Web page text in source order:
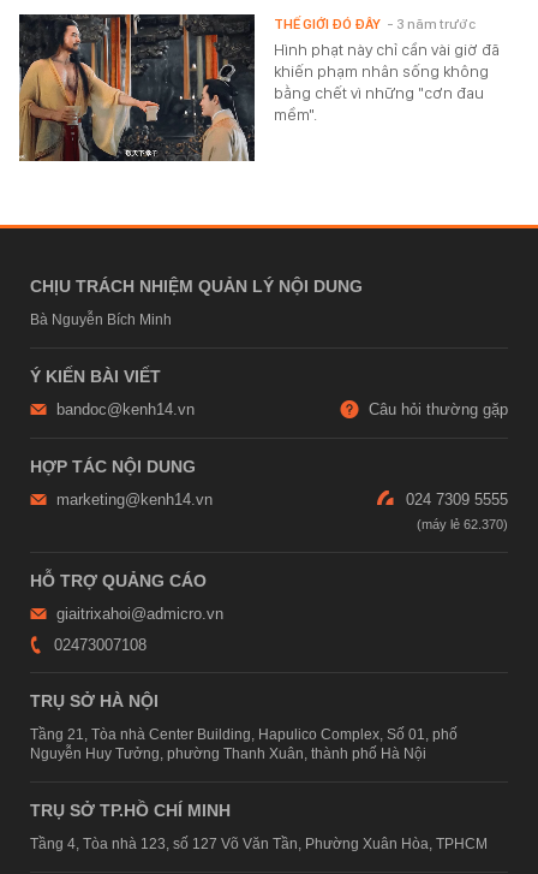
Hình phạt này chỉ cần vài giờ đã
khiến phạm nhân sống không
bằng chết vì những "cơn đau
mềm".
THẾ GIỚI ĐÓ ĐÂY - 3 năm trước
CHỊU TRÁCH NHIỆM QUẢN LÝ NỘI DUNG
Bà Nguyễn Bích Minh
Ý KIẾN BÀI VIẾT
bandoc@kenh14.vn Câu hỏi thường gặp
HỢP TÁC NỘI DUNG
marketing@kenh14.vn 024 7309 5555
HỖ TRỢ QUẢNG CÁO
giaitrixahoi@admicro.vn
02473007108
TRỤ SỞ HÀ NỘI
Tầng 21, Tòa nhà Center Building, Hapulico Complex, Số 01, phố
Nguyễn Huy Tưởng, phường Thanh Xuân, thành phố Hà Nội
TRỤ SỞ TP.HỒ CHÍ MINH
Tầng 4, Tòa nhà 123, số 127 Võ Văn Tần, Phường Xuân Hòa, TPHCM